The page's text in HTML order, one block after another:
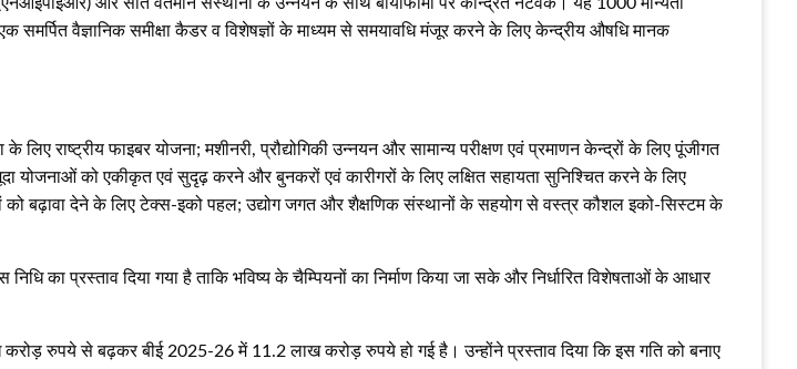
वैज्ञानिक समीक्षा कैडर व विशेषज्ञों के माध्यम से समयावधि मंजूर करने के लिए केन्द्रीय औषधि मानक
राष्ट्रीय फाइबर योजना; मशीनरी, प्रौद्योगिकी उन्नयन और सामान्य परीक्षण एवं प्रमाणन केन्द्रों के लिए पूंजीगत
योजनाओं को एकीकृत एवं सुदृढ़ करने और बुनकरों एवं कारीगरों के लिए लक्षित सहायता सुनिश्चित करने के लिए
को बढ़ावा देने के लिए टेक्स-इको पहल; उद्योग जगत और शैक्षणिक संस्थानों के सहयोग से वस्त्र कौशल इको-सिस्टम के
प्रस्ताव दिया गया है ताकि भविष्य के चैम्पियनों का निर्माण किया जा सके और निर्धारित विशेषताओं के आधार
करोड़ रुपये से बढ़कर बीई 2025-26 में 11.2 लाख करोड़ रुपये हो गई है। उन्होंने प्रस्ताव दिया कि इस गति को बनाए